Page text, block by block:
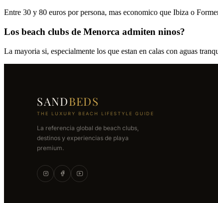
Entre 30 y 80 euros por persona, mas economico que Ibiza o
Los beach clubs de Menorca admiten ninos?
La mayoria si, especialmente los que estan en calas con aguas
SANDBEDS
THE LUXURY BEACH LIFESTYLE GUIDE
La referencia global de beach clubs,
destinos y experiencias de playa
premium.